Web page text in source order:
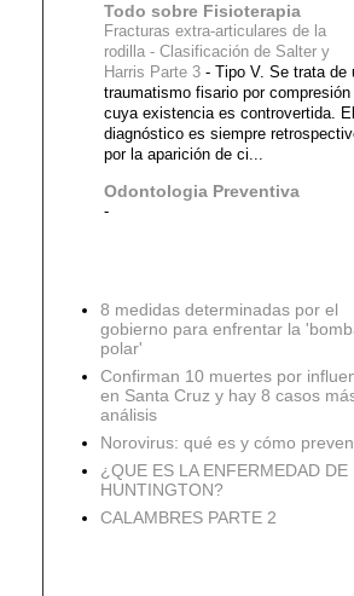
Todo sobre Fisioterapia
Fracturas extra-articulares de la
rodilla - Clasificación de Salter y
Harris Parte 3 - Tipo V. Se trata de
traumatismo fisario por compresión
cuya existencia es controvertida. El
diagnóstico es siempre
por la aparición de ci...
Odontologia Preventiva
-
8 medidas determinadas por el
gobierno para enfrentar la
polar'
Confirman 10 muertes por
en Santa Cruz y hay 8 casos
análisis
Norovirus: qué es y cómo
¿QUE ES LA ENFERMEDAD DE
HUNTINGTON?
CALAMBRES PARTE 2